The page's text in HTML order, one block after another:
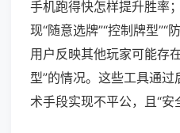
手机跑得快怎样提升胜率
现“随意选牌”“控制牌型”“
用户反映其他玩家可能存
型”的情况。这些工具通
术手段实现不平公，且“安